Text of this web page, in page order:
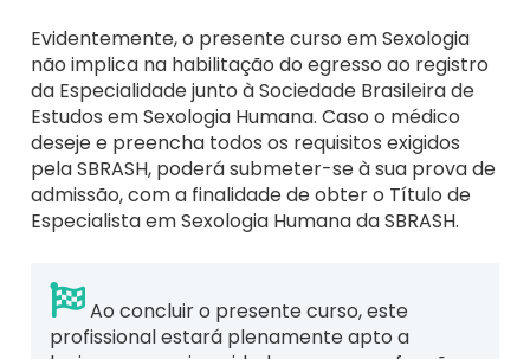
Evidentemente, o presente curso em Sexologia
não implica na habilitação do egresso ao registro
da Especialidade junto à Sociedade Brasileira de
Estudos em Sexologia Humana. Caso o médico
deseje e preencha todos os requisitos exigidos
pela SBRASH, poderá submeter-se à sua prova de
admissão, com a finalidade de obter o Título de
Especialista em Sexologia Humana da SBRASH.
Ao concluir o presente curso, este
profissional estará plenamente apto a